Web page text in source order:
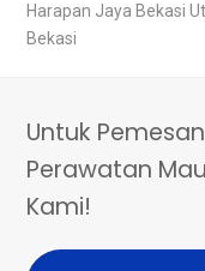
post:
Harapan Jaya Bekasi
Bekasi
Untuk
Perawatan
Kami!